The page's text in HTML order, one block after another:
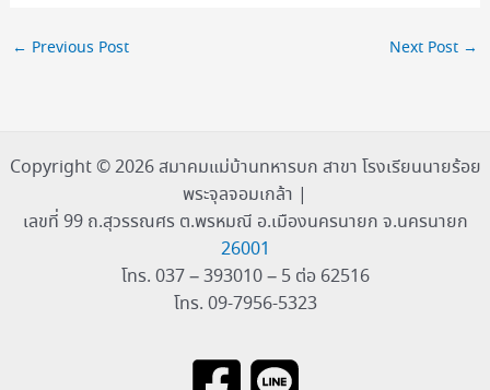
← Previous Post Next Post →
Copyright © 2026 สมาคมแม่บ้านทหารบก สาขา โรงเรียนนายร้อย
พระจุลจอมเกล้า |
เลขที่ 99 ถ.สุวรรณศร ต.พรหมณี อ.เมืองนครนายก จ.นครนายก
26001
โทร. 037 – 393010 – 5 ต่อ 62516
โทร. 09-7956-5323